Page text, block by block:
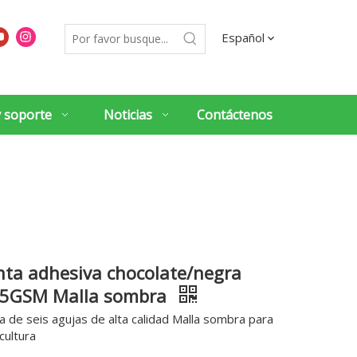
Español
soporte Noticias Contáctenos
adhesiva chocolate/negra
Malla sombra
de seis agujas de alta calidad Malla sombra para